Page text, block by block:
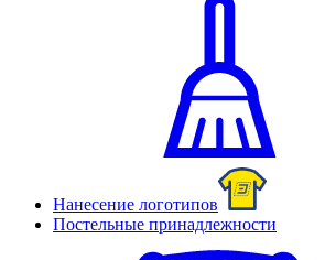
Нанесение логотипов
Постельные принадлежности